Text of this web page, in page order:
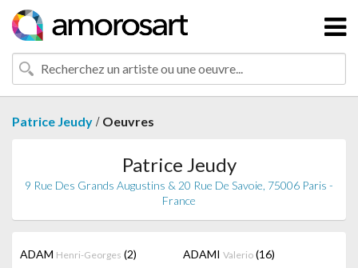
Patrice Jeudy / Oeuvres
Patrice Jeudy
9 Rue Des Grands Augustins & 20 Rue De Savoie, 75006 Paris -
France
ADAM Henri-Georges (2) ADAMI Valerio (16)